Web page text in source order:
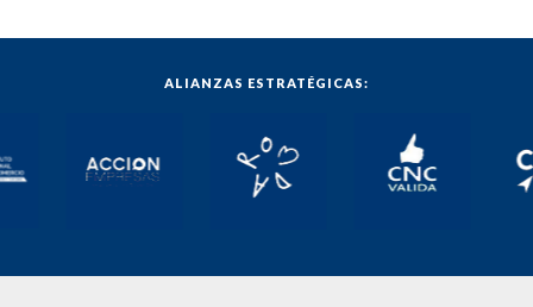
ALIANZAS ESTRATÉGICAS: